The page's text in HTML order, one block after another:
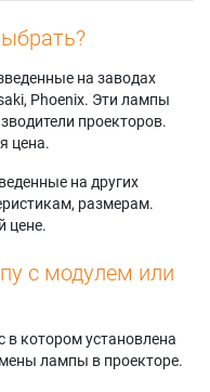
на заводах
Phoenix. Эти лампы
проекторов.
цена.
на других
размерам.
цене.
с модулем или
котором установлена
лампы в проекторе.